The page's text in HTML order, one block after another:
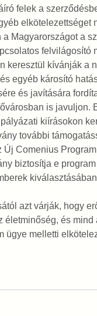
felek a
elkötelezettséget
Magyarországot a
felvilágosító
keresztül kívánják a
egyéb károsító
és javítására
is javuljon.
kiírásokon
további
Comenius
biztosítja e
azt várják, hogy
és
ügye melletti